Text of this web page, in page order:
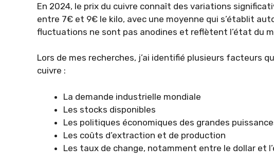
En 2024, le prix du cuivre connaît des variations
entre 7€ et 9€ le kilo, avec une moyenne qui s’établit
fluctuations ne sont pas anodines et reflètent l’état du
Lors de mes recherches, j’ai identifié plusieurs facteurs
cuivre :
La demande industrielle mondiale
Les stocks disponibles
Les politiques économiques des grandes
Les coûts d’extraction et de production
Les taux de change, notamment entre le dollar et